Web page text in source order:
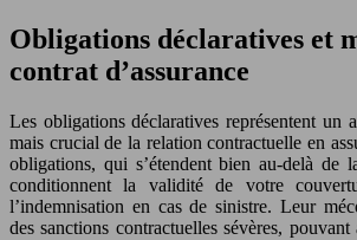
Obligations déclaratives et
contrat d’assurance
Les obligations déclaratives représentent un
mais crucial de la relation contractuelle en
obligations, qui s’étendent bien au-delà de
conditionnent la validité de votre
l’indemnisation en cas de sinistre. Leur
des sanctions contractuelles sévères,